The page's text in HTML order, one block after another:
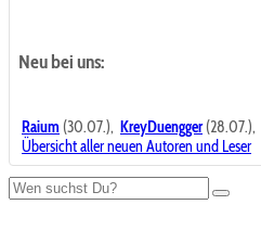
Neu bei uns:
Raium (30.07.), KreyDuengger(28.07.),
Übersicht aller neuen Autoren und Leser